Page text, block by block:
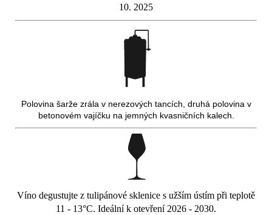
10. 2025
Polovina šarže zrála v nerezových tancích, druhá polovina v
betonovém vajíčku na jemných kvasničních kalech.
Víno degustujte z tulipánové sklenice s užším ústím při teplotě
11 - 13°C. Ideální k otevření 2026 - 2030.